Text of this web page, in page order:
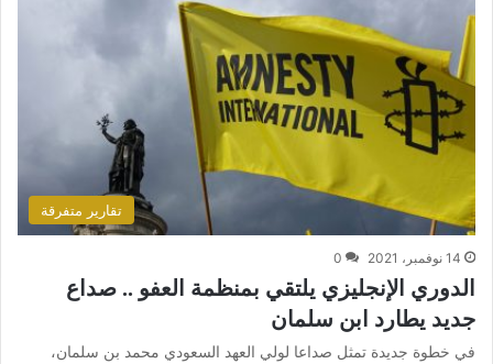
تقارير متفرقة
14 نوفمبر، 2021 0
الدوري الإنجليزي يلتقي بمنظمة العفو .. صداع
جديد يطارد ابن سلمان
في خطوة جديدة تمثل صداعا لولي العهد السعودي محمد بن سلمان،